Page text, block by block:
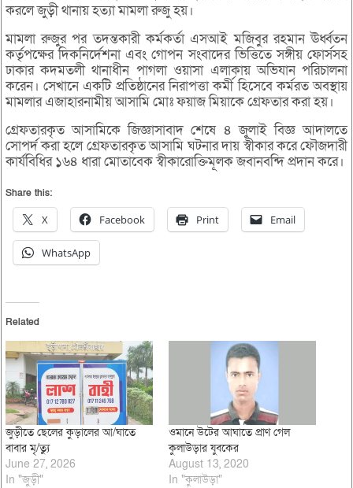
করলে জুড়ী থানায় হত্যা মামলা রুজু হয়।
মামলা রুজুর পর তদন্তকারী কর্মকর্তা এসআই মজিবুর রহমান ঊর্ধ্বতন
কর্তৃপক্ষের দিকনির্দেশনা এবং গোপন সংবাদের ভিত্তিতে সঙ্গীয় ফোর্সসহ
ঢাকার কদমতলী থানাধীন পাগলা ওয়াসা এলাকায় অভিযান পরিচালনা
করেন। সেখানে একটি প্রতিষ্ঠানের নিরাপত্তা কর্মী হিসেবে কর্মরত অবস্থায়
মামলার এজাহারনামীয় আসামি মোঃ ফয়াজ মিয়াকে গ্রেফতার করা হয়।
গ্রেফতারকৃত আসামিকে জিজ্ঞাসাবাদ শেষে ৪ জুলাই বিজ্ঞ আদালতে
সোপর্দ করা হলে গ্রেফতারকৃত আসামি ঘটনার দায় স্বীকার করে ফৌজদারী
কার্যবিধির ১৬৪ ধারা মোতাবেক স্বীকারোক্তিমূলক জবানবন্দি প্রদান করে।
Share this:
X Facebook Print Email
WhatsApp
Related
জুড়ীতে ছেলের কুড়ালের আ/ঘাতে
বাবার মৃ/ত্যু
June 27, 2026
In "জুড়ী"
ওমানে উটের আঘাতে প্রাণ গেল
কুলাউড়ার যুবকের
August 13, 2020
In "কুলাউড়া"